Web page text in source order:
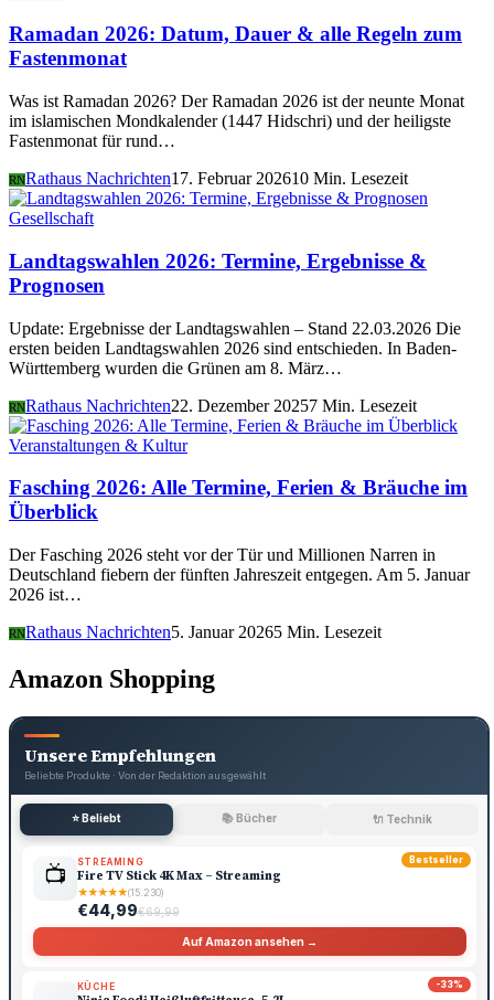
Ramadan 2026: Datum, Dauer & alle Regeln zum
Fastenmonat
Was ist Ramadan 2026? Der Ramadan 2026 ist der neunte Monat
im islamischen Mondkalender (1447 Hidschri) und der heiligste
Fastenmonat für rund…
RNRathaus Nachrichten17. Februar 202610 Min. Lesezeit
Gesellschaft
Landtagswahlen 2026: Termine, Ergebnisse &
Prognosen
Update: Ergebnisse der Landtagswahlen – Stand 22.03.2026 Die
ersten beiden Landtagswahlen 2026 sind entschieden. In Baden-
Württemberg wurden die Grünen am 8. März…
RNRathaus Nachrichten22. Dezember 20257 Min. Lesezeit
Veranstaltungen & Kultur
Fasching 2026: Alle Termine, Ferien & Bräuche im
Überblick
Der Fasching 2026 steht vor der Tür und Millionen Narren in
Deutschland fiebern der fünften Jahreszeit entgegen. Am 5. Januar
2026 ist…
RNRathaus Nachrichten5. Januar 20265 Min. Lesezeit
Amazon Shopping
Unsere Empfehlungen
Beliebte Produkte · Von der Redaktion ausgewählt
⭐ Beliebt 📚 Bücher 🔌 Technik
Bestseller
📺 STREAMING
Fire TV Stick 4K Max – Streaming
★★★★★(15.230)
€44,99€69,99
Auf Amazon ansehen →
-33%
KÜCHE